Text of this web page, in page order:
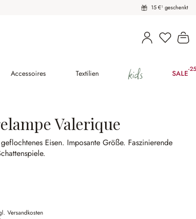
15 €¹ geschenkt
Accessoires Textilien kids SALE-
Valerique
Eisen. Imposante Größe. Faszinierende
Versandkosten